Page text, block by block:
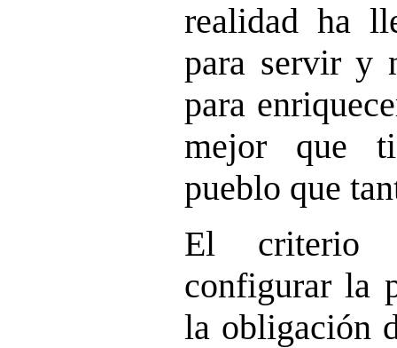
realidad ha
para servir y
para
mejor que
pueblo que
El criterio
configurar la
la obligación